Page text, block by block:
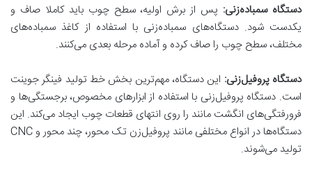
دستگاه سمباده‌زنی: پس از برش اولیه، سطح چوب باید کاملا صاف و
یکدست شود. دستگاه‌های سمباده‌زنی با استفاده از کاغذ سمباده‌های
مختلف، سطح چوب را صاف کرده و آماده مرحله بعدی می‌کنند.
دستگاه پروفیل‌زنی: این دستگاه، مهم‌ترین بخش خط تولید فینگر جوینت
است. دستگاه پروفیل‌زنی با استفاده از ابزارهای مخصوص، برجستگی‌ها و
فرورفتگی‌های انگشت مانند را روی انتهای قطعات چوب ایجاد می‌کند. این
دستگاه‌ها در انواع مختلفی مانند پروفیل‌زن تک محور، چند محور و CNC
تولید می‌شوند.